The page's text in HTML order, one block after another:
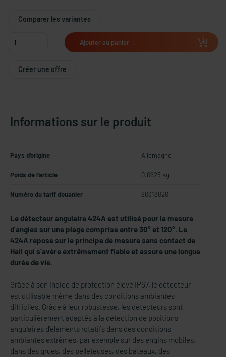
Comparer les variantes
Ajouter au panier
Créer une offre
Informations sur le produit
Pays d'origine Allemagne
Poids de l'article 0.0625 kg
Numéro du tarif douanier 90318020
Le détecteur angulaire 424A est utilisé pour la mesure
d'angles sur une plage comprise entre 30° et 120°. Le
424A repose sur le principe de mesure sans contact de
Hall qui s'avère extrêmement fiable et assure une longue
durée de vie.
Grâce à son indice de protection élevé IP67, le détecteur
est utilisable même dans des conditions ambiantes
difficiles. Grâce à leur robustesse, les détecteurs sont
particulièrement adaptés à la détection de positions
angulaires d'éléments rotatifs dans des conditions
ambiantes extrêmes, par exemple sur des engins mobiles,
dans des grues, des pelleteuses, des bateaux, des